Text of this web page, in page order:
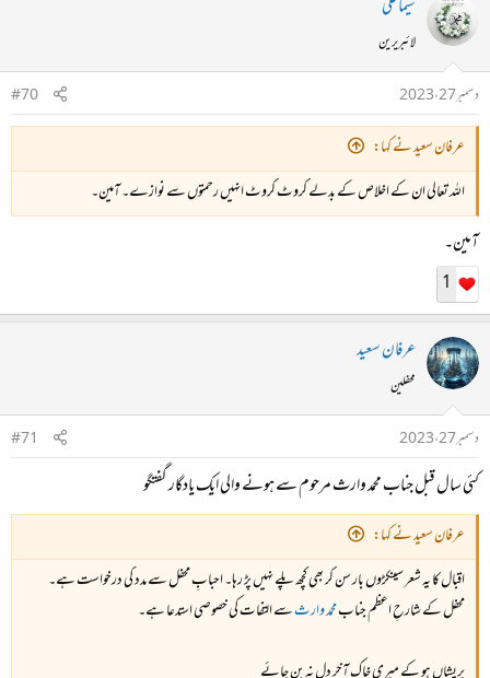
سیما علی
لائبریرین
دسمبر 27، 2023
#70
عرفان سعید نے کہا:
اللہ تعالی ان کے اخلاص کے بدلے کروٹ کروٹ انہیں رحمتوں سے نوازے۔ آمین۔
آمین۔
1
عرفان سعید
محفلین
دسمبر 27، 2023
#71
کئی سال قبل جناب محمد وارث مرحوم سے ہونے والی ایک یادگار گفتگو
عرفان سعید نے کہا:
اقبال کا یہ شعر سینکڑوں بار سن کر بھی کچھ پلے نہیں پڑ رہا۔ احبابِ محفل سے مدد کی درخواست ہے۔
محفل کے شارحِ اعظم جنابمحمد وارثسے التفات کی خصوصی استدعا ہے۔